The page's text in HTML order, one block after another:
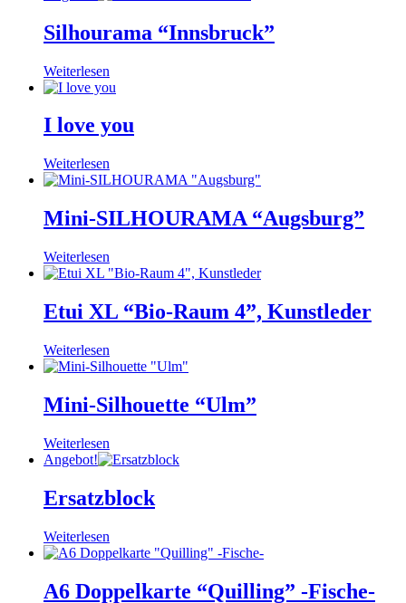
Silhourama “Innsbruck”
Weiterlesen
I love you
Weiterlesen
Mini-SILHOURAMA “Augsburg”
Weiterlesen
Etui XL “Bio-Raum 4”, Kunstleder
Weiterlesen
Mini-Silhouette “Ulm”
Weiterlesen
Angebot!
Ersatzblock
Weiterlesen
A6 Doppelkarte “Quilling” -Fische-